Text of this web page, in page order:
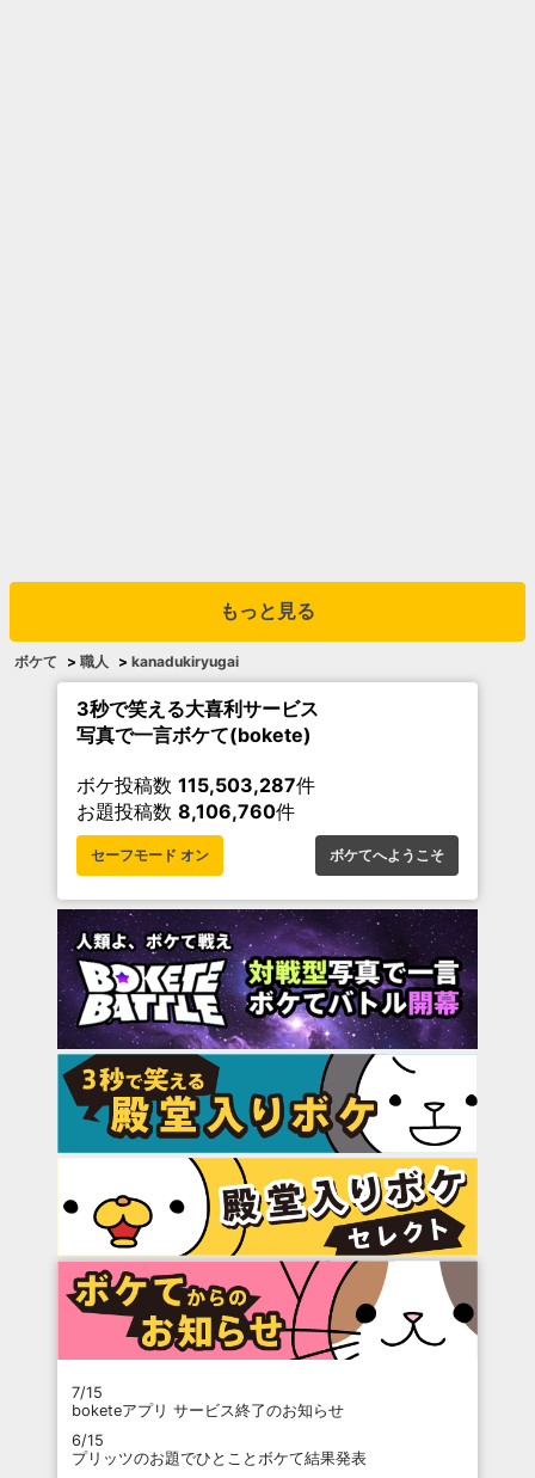
もっと見る
ボケて > 職人 > kanadukiryugai
3秒で笑える大喜利サービス
写真で一言ボケて(bokete)
ボケ投稿数 115,503,287件
お題投稿数 8,106,760件
セーフモード オン ボケてへようこそ
7/15
boketeアプリ サービス終了のお知らせ
6/15
プリッツのお題でひとことボケて結果発表